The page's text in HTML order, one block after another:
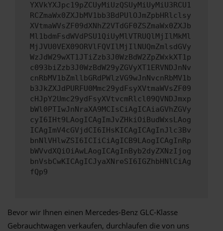
YXVkYXJpc19pZCUyMiUzQSUyMiUyMiU3RCU1
RCZmaWx0ZXJbMV1bb3BdPUlOJmZpbHRlclsy
XVtmaWVsZF09dXNhZ2VTdGF0ZSZmaWx0ZXJb
Ml1bdmFsdWVdPSU1QiUyMlVTRUQlMjIlMkMl
MjJVU0VEX09ORVlFQVIlMjIlNUQmZmlsdGVy
WzJdW29wXT1JTiZzb3J0WzBdW2ZpZWxkXT1p
c093biZzb3J0WzBdW29yZGVyXT1ERVNDJnNv
cnRbMV1bZmllbGRdPWlzVG9wJnNvcnRbMV1b
b3JkZXJdPURFU0Mmc29ydFsyXVtmaWVsZF09
cHJpY2Umc29ydFsyXVtvcmRlcl09QVNDJmxp
bWl0PTIwJnNraXA9MCIsCiAgICAiaGVhZGVy
cyI6IHt9LAogICAgImJvZHkiOiBudWxsLAog
ICAgImV4cGVjdCI6IHsKICAgICAgInJlc3Bv
bnNlVHlwZSI6ICIiCiAgICB9LAogICAgInRp
bWVvdXQiOiAwLAogICAgInByb2dyZXNzIjog
bnVsbCwKICAgICJyaXNreSI6IGZhbHNlCiAg
fQp9
Bevor wir Ihnen einen Mercedes-Benz GLC-Klasse
Gebrauchtwagen verkaufen, durchlaufen die von uns